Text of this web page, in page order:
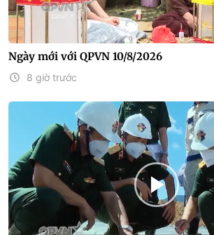
Ngày mới với QPVN 10/8/2026
8 giờ trước